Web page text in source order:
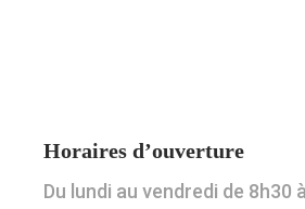
Horaires d’ouverture
Du lundi au vendredi de 8h30